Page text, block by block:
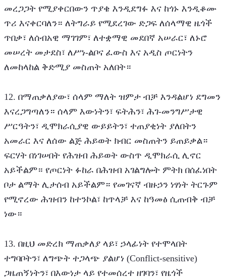
መረጋጋት የሚያቀርበውን ጥያቄ እንዲደግፉ እና ከጎኑ እንዲቆሙ
ጥሪ እናቀርባለን። ለትግራይ የሚደረገው ድጋፍ ለሰላማዊ ዜጎች
ጥበቃ፣ ለሰብአዊ ማገገም፣ ለተቋማዊ መደበኛ አሠራር፣ ለኑሮ
መሠረት መታደስ፣ ለሥነ-ልቦና ፈውስ እና አዲስ ጦርነትን
ለመከላከል ቅድሚያ መስጠት አለበት።
12. በማጠቃለያው፣ ሰላም ማለት ዝምታ ብቻ እንዳልሆነ ደግመን
እናረጋግጣለን። ሰላም እውነትን፣ ፍትሕን፣ ሕገ-መንግሥታዊ
ሥርዓትን፣ ዲሞክራሲያዊ ውይይትን፣ ተጠያቂነት ያለበትን
አመራር እና ለሰው ልጅ ሕይወት ክብር መስጠትን ይጠይቃል።
ፍርሃት በነገሠበት የሕዝብ ሕይወት ውስጥ ዲሞክራሲ ሊኖር
አይችልም። የጦርነት ፉከራ በሕዝብ አገልግሎት ምትክ በሰፈነበት
ቦታ ልማት ሊታሰብ አይችልም። የመገናኛ ብዙኃን ነፃነት ትርጉም
የሚኖረው ሕዝብን ከተንኮል፣ ከጥላቻ እና ከዓመፅ ሲጠብቅ ብቻ
ነው።
13. በዚህ መድረክ ማጠቃለያ ላይ፣ ኃላፊነት የተሞላበት
ተግባቦትን፣ ለግጭት ተጋላጭ ያልሆነ (Conflict-sensitive)
ጋዜጠኝነትን፣ በእውነታ ላይ የተመሰረተ ዘገባን፣ የዜጎች